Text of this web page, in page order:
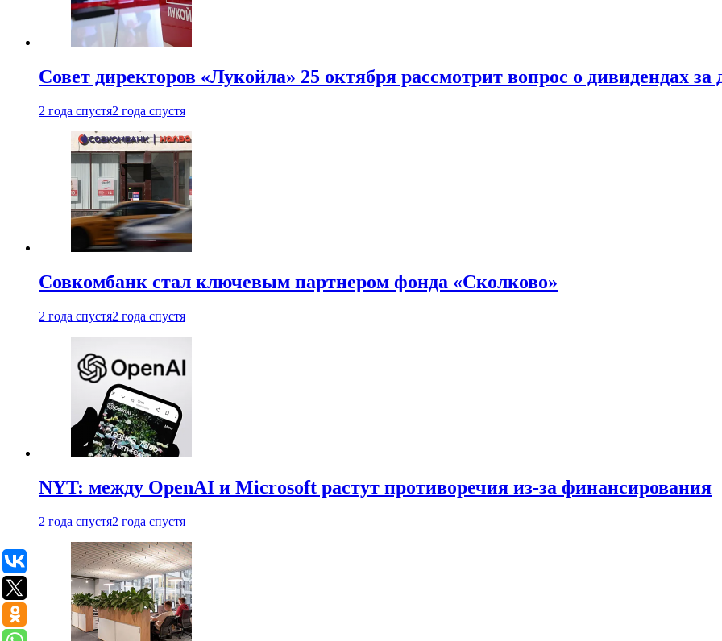
Совет директоров «Лукойла» 25 октября рассмотрит вопрос о дивидендах за
2 года спустя2 года спустя
Совкомбанк стал ключевым партнером фонда «Сколково»
2 года спустя2 года спустя
NYT: между OpenAI и Microsoft растут противоречия из-за финансирования
2 года спустя2 года спустя